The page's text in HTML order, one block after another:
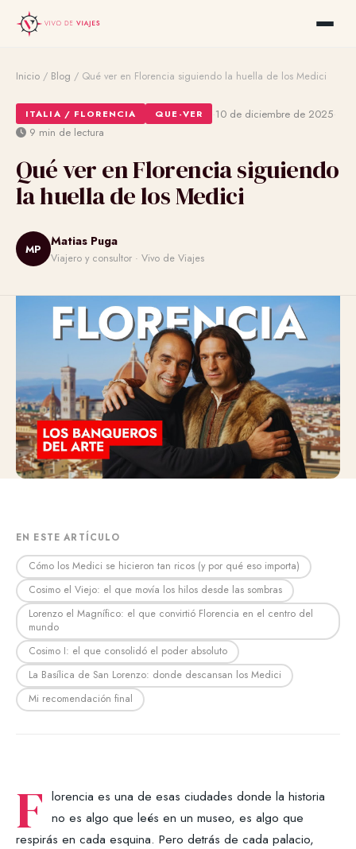
Inicio / Blog / Qué ver en Florencia siguiendo la huella de los Medici
ITALIA / FLORENCIA QUE-VER 10 de diciembre de 2025
9 min de lectura
Qué ver en Florencia siguiendo
la huella de los Medici
MP
Matias Puga
Viajero y consultor · Vivo de Viajes
EN ESTE ARTÍCULO
Cómo los Medici se hicieron tan ricos (y por qué eso importa)
Cosimo el Viejo: el que movía los hilos desde las sombras
Lorenzo el Magnífico: el que convirtió Florencia en el centro del
mundo
Cosimo I: el que consolidó el poder absoluto
La Basílica de San Lorenzo: donde descansan los Medici
Mi recomendación final
F lorencia es una de esas ciudades donde la historia
no es algo que leés en un museo, es algo que
respirás en cada esquina. Pero detrás de cada palacio,